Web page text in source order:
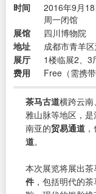
时间
2016年9月
周一闭馆
展馆
四川博物院
地址
成都市青羊
展厅
1楼临展2、3
费用
Free（需携带
茶马古道横跨云
雅山脉等地区，
南亚的贸易通道
道。
本次展览将展出
件 ，包括明代的